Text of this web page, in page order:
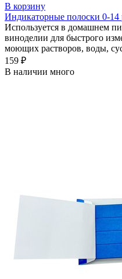
В корзину
Индикаторные полоски 0-
Используется в домашнем
виноделии для быстрого
моющих растворов, воды,
159 ₽
В наличии много